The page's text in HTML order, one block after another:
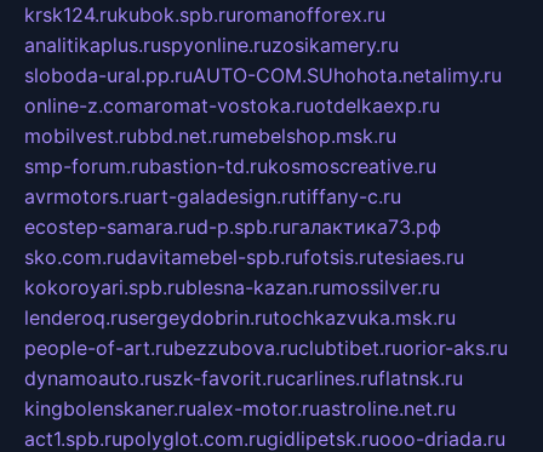
krsk124.rukubok.spb.ruromanofforex.ru
analitikaplus.ruspyonline.ruzosikamery.ru
sloboda-ural.pp.ruAUTO-COM.SUhohota.netalimy.ru
online-z.comaromat-vostoka.ruotdelkaexp.ru
mobilvest.rubbd.net.rumebelshop.msk.ru
smp-forum.rubastion-td.rukosmoscreative.ru
avrmotors.ruart-galadesign.rutiffany-c.ru
ecostep-samara.rud-p.spb.ruгалактика73.рф
sko.com.rudavitamebel-spb.rufotsis.rutesiaes.ru
kokoroyari.spb.rublesna-kazan.rumossilver.ru
lenderoq.rusergeydobrin.rutochkazvuka.msk.ru
people-of-art.rubezzubova.ruclubtibet.ruorior-aks.ru
dynamoauto.ruszk-favorit.rucarlines.ruflatnsk.ru
kingbolenskaner.rualex-motor.ruastroline.net.ru
act1.spb.rupolyglot.com.rugidlipetsk.ruooo-driada.ru